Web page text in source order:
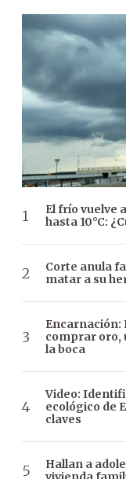
El frío vuelve
hasta 10°C:
Corte anula
matar a su
Encarnación:
comprar oro,
la boca
Video:
ecológico de
claves
Hallan a